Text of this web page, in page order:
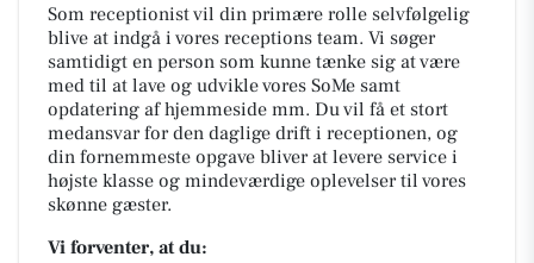
Som receptionist vil din primære rolle selvfølgelig
blive at indgå i vores receptions team. Vi søger
samtidigt en person som kunne tænke sig at være
med til at lave og udvikle vores SoMe samt
opdatering af hjemmeside mm. Du vil få et stort
medansvar for den daglige drift i receptionen, og
din fornemmeste opgave bliver at levere service i
højste klasse og mindeværdige oplevelser til vores
skønne gæster.
Vi forventer, at du: